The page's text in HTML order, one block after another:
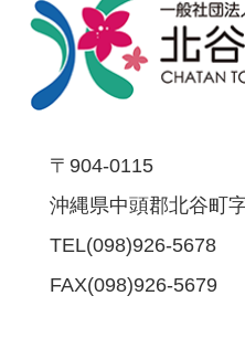
〒904-0115
沖縄県中頭郡北谷町
TEL(098)926-5678
FAX(098)926-5679